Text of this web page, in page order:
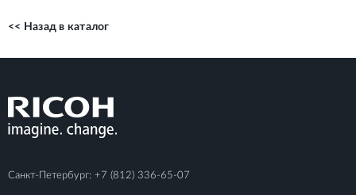
<< Назад в каталог
Санкт-Петербург: +7 (812) 336-65-07